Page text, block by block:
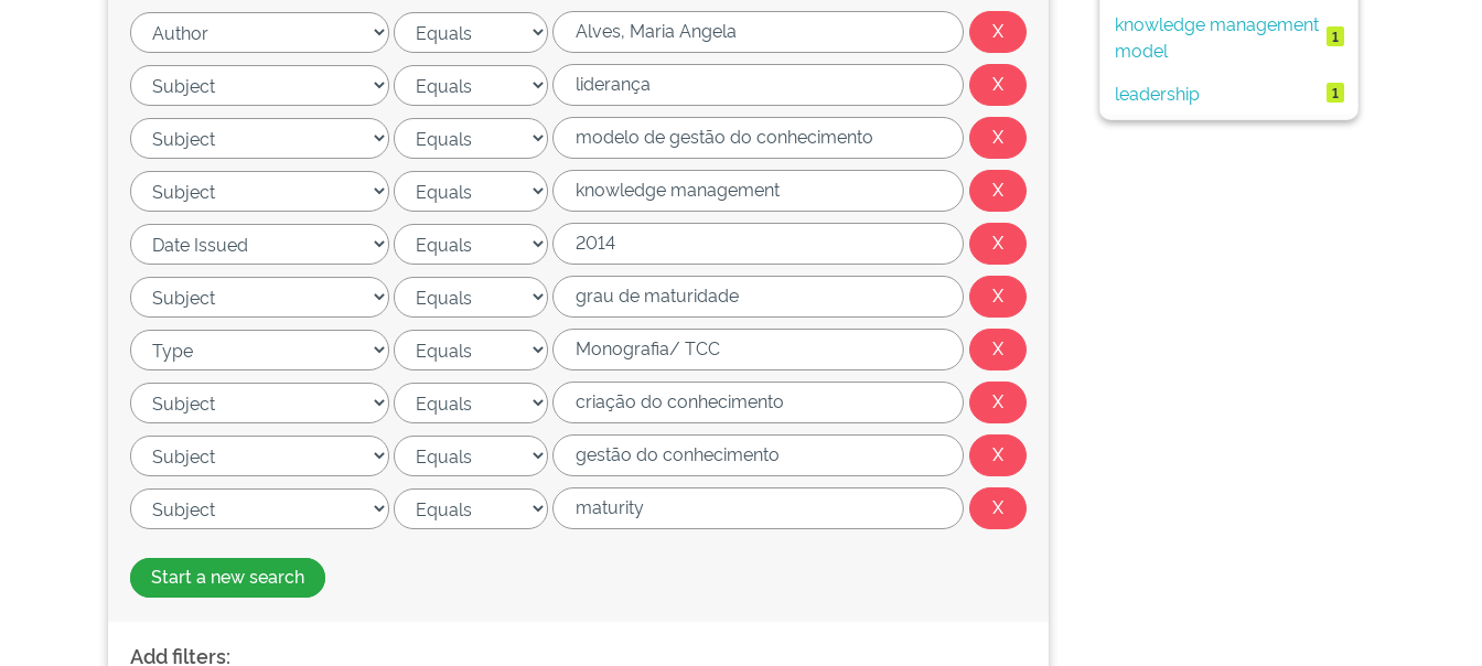
Start a new search
Add filters:
knowledge management
model
1
leadership 1